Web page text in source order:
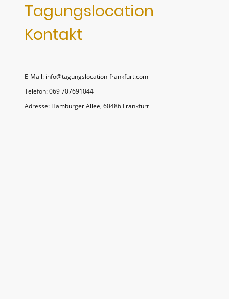
Tagungslocation
Kontakt
E-Mail: info@tagungslocation-frankfurt.com
Telefon: 069 707691044
Adresse: Hamburger Allee, 60486 Frankfurt